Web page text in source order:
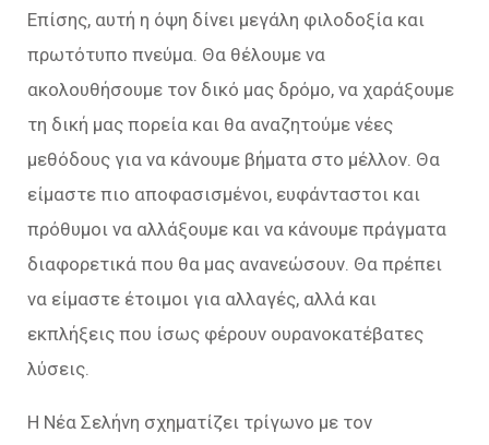
Επίσης, αυτή η όψη δίνει μεγάλη φιλοδοξία και
πρωτότυπο πνεύμα. Θα θέλουμε να
ακολουθήσουμε τον δικό μας δρόμο, να χαράξουμε
τη δική μας πορεία και θα αναζητούμε νέες
μεθόδους για να κάνουμε βήματα στο μέλλον. Θα
είμαστε πιο αποφασισμένοι, ευφάνταστοι και
πρόθυμοι να αλλάξουμε και να κάνουμε πράγματα
διαφορετικά που θα μας ανανεώσουν. Θα πρέπει
να είμαστε έτοιμοι για αλλαγές, αλλά και
εκπλήξεις που ίσως φέρουν ουρανοκατέβατες
λύσεις.
Η Νέα Σελήνη σχηματίζει τρίγωνο με τον